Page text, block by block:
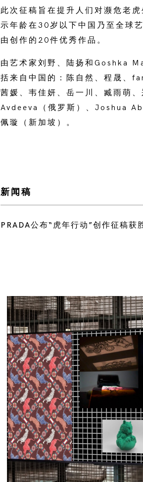
此次征稿旨在提升人们对濒危老
示年龄在30岁以下中国乃至全球
由创作的20件优秀作品。
由艺术家刘野、陆扬和Goshka
括来自中国的：陈自然、程晟、
茜媛、韦佳妍、岳一川、臧雨萌
Avdeeva（俄罗斯）、Joshua
佩璇（新加坡）。
新闻稿
PRADA公布“虎年行动”创作征稿获